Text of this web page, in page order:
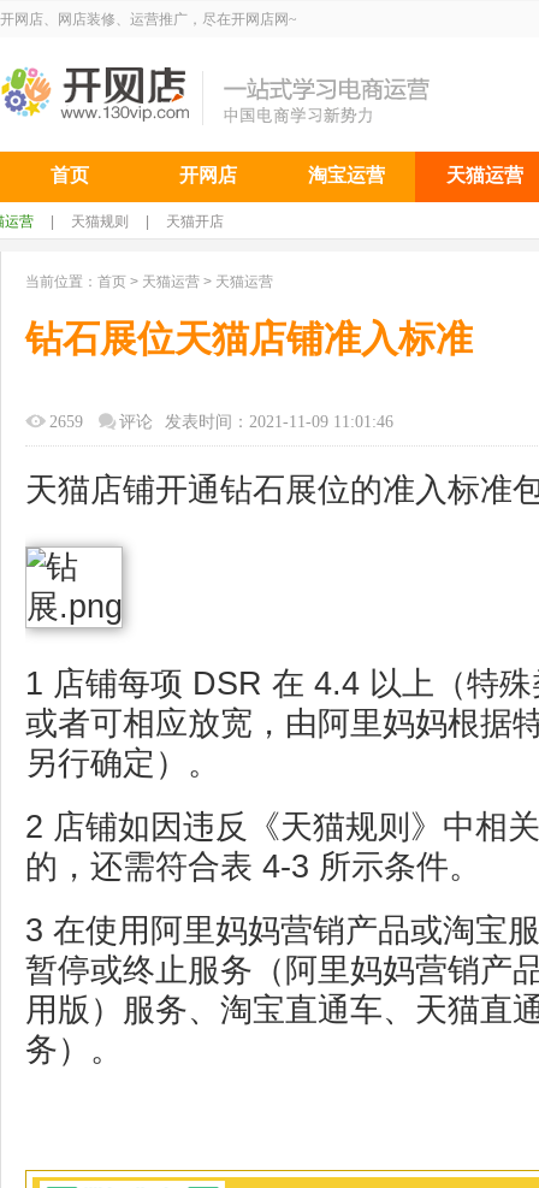
开网店、网店装修、运营推广，尽在开网店网~
首页 开网店 淘宝运营 天猫运营
运营 天猫规则 天猫开店
当前位置： 首页 > 天猫运营 > 天猫运营
钻石展位天猫店铺准入标准
2659 评论 发表时间：2021-11-09 11:01:46
天猫店铺开通钻石展位的准入标准
1 店铺每项 DSR 在 4.4 以上（特
或者可相应放宽，由阿里妈妈根据
另行确定）。
2 店铺如因违反《天猫规则》中相
的，还需符合表 4-3 所示条件。
3 在使用阿里妈妈营销产品或淘宝
暂停或终止服务（阿里妈妈营销产
用版）服务、淘宝直通车、天猫直
务）。